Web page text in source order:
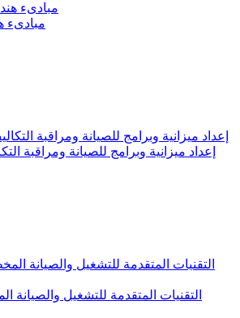
مبادىء
إعداد ميزانية وبرامج للصيانة ومراقبة
التقنيات المتقدمة للتشغيل والصيانة